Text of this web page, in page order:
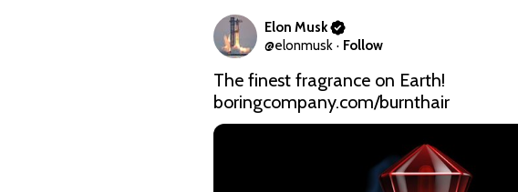
Elon Musk
@elonmusk · Follow
boringcompany.com/burnthair